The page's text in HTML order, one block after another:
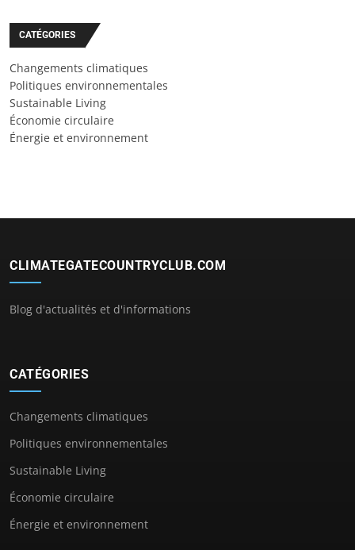
CATÉGORIES
Changements climatiques
Politiques environnementales
Sustainable Living
Économie circulaire
Énergie et environnement
CLIMATEGATECOUNTRYCLUB.COM
Blog d'actualités et d'informations
CATÉGORIES
Changements climatiques
Politiques environnementales
Sustainable Living
Économie circulaire
Énergie et environnement